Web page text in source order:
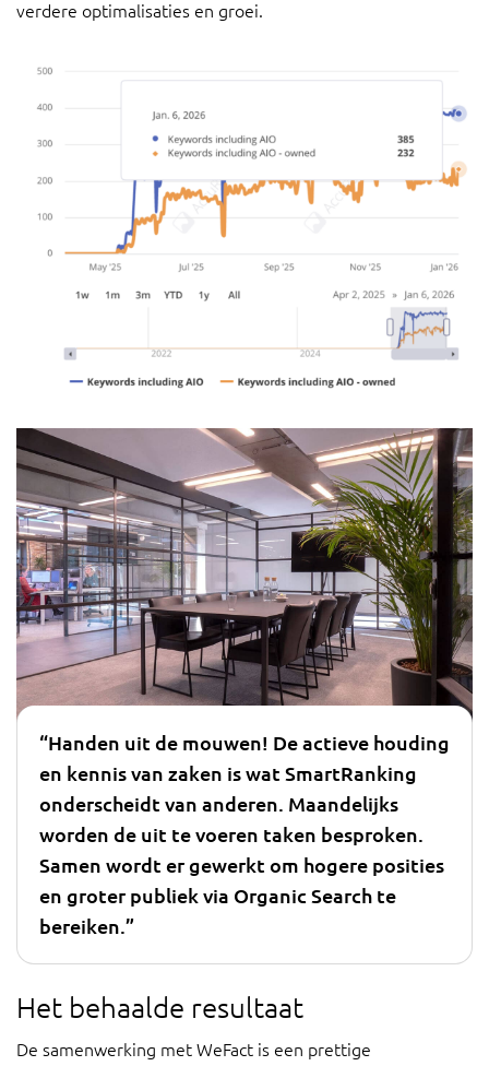
verdere optimalisaties en groei.
“Handen uit de mouwen! De actieve houding
en kennis van zaken is wat SmartRanking
onderscheidt van anderen. Maandelijks
worden de uit te voeren taken besproken.
Samen wordt er gewerkt om hogere posities
en groter publiek via Organic Search te
bereiken.”
Het behaalde resultaat
De samenwerking met WeFact is een prettige